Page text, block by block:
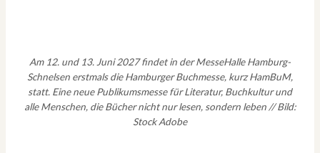
Am 12. und 13. Juni 2027 findet in der MesseHalle Hamburg-
Schnelsen erstmals die Hamburger Buchmesse, kurz HamBuM,
statt. Eine neue Publikumsmesse für Literatur, Buchkultur und
alle Menschen, die Bücher nicht nur lesen, sondern leben // Bild:
Stock Adobe